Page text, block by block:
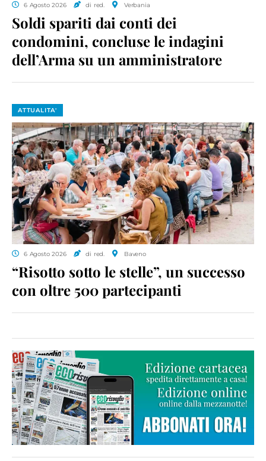
6 Agosto 2026 di red. Verbania
Soldi spariti dai conti dei
condomini, concluse le indagini
dell’Arma su un amministratore
ATTUALITA'
6 Agosto 2026 di red. Baveno
“Risotto sotto le stelle”, un successo
con oltre 500 partecipanti